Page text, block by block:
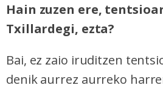
Hain zuzen ere,
Txillardegi, ezta?
Bai, ez zaio iruditzen
denik aurrez aurreko